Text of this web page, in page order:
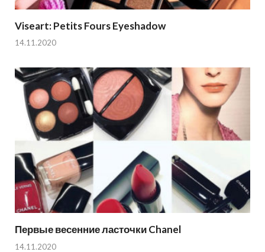
Viseart: Petits Fours Eyeshadow
14.11.2020
Первые весенние ласточки Chanel
14.11.2020